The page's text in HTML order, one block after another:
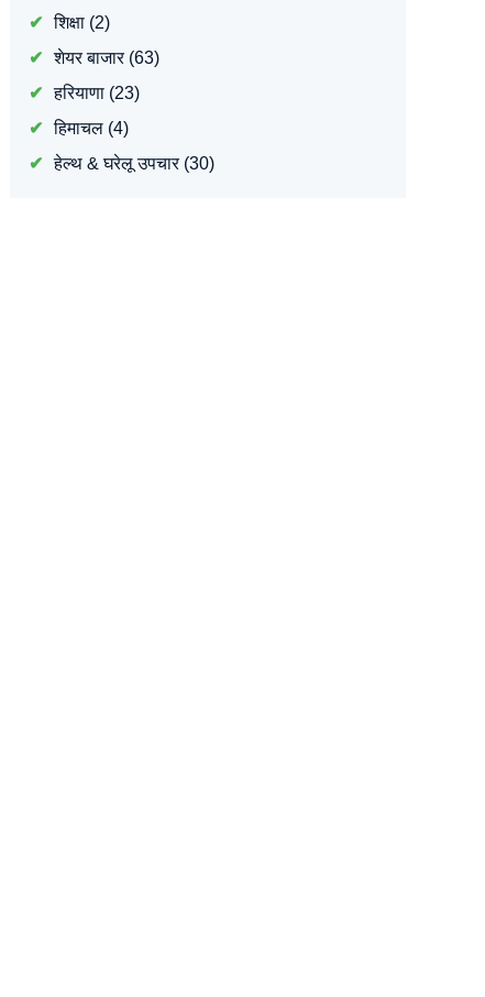
शिक्षा(2)
शेयर बाजार(63)
हरियाणा(23)
हिमाचल(4)
हेल्थ & घरेलू उपचार(30)